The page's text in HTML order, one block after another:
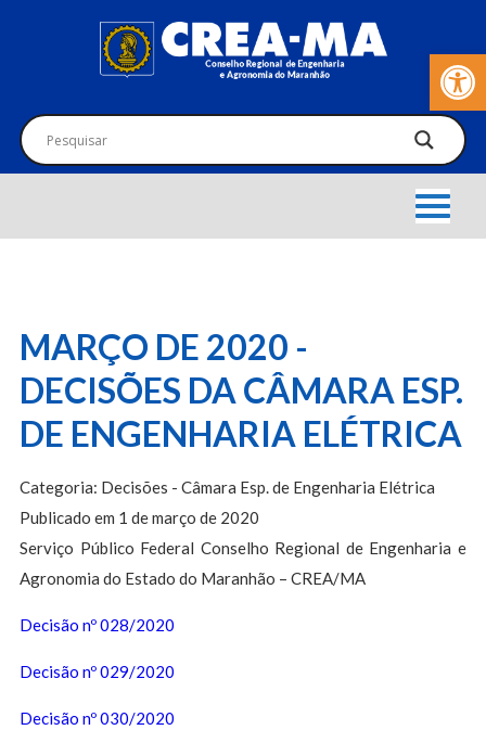
Barra de
MARÇO DE 2020 -
DECISÕES DA CÂMARA ESP.
DE ENGENHARIA ELÉTRICA
Categoria: Decisões - Câmara Esp. de Engenharia Elétrica
Publicado em 1 de março de 2020
Serviço Público Federal Conselho Regional de Engenharia e
Agronomia do Estado do Maranhão – CREA/MA
Decisão nº 028/2020
Decisão nº 029/2020
Decisão nº 030/2020